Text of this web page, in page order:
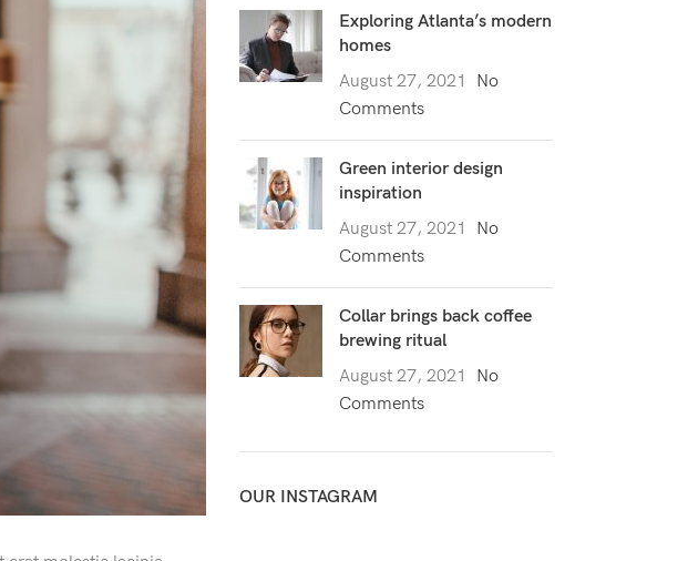
Exploring Atlanta’s modern
homes
August 27, 2021
No
Comments
Green interior design
inspiration
August 27, 2021
No
Comments
Collar brings back coffee
brewing ritual
August 27, 2021
No
Comments
OUR INSTAGRAM